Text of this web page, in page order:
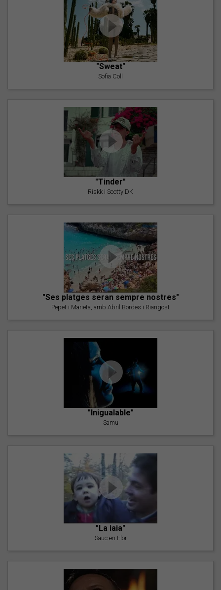
"Sweat"
Sofia Coll
"Tinder"
Riskk i Scotty DK
"Ses platges seran sempre nostres"
Pepet i Marieta, amb Abril Bordes i Riangost
"Inigualable"
Samu
"La iaia"
Saüc en Flor